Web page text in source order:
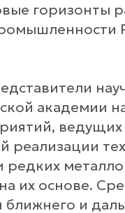
горизонты
академии
ведущих
реализации
их основе.
и